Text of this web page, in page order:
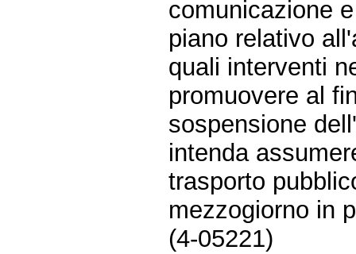
comunicazione
piano relativo
quali interventi
promuovere al
sospensione
intenda
trasporto
mezzogiorno in
(4-05221)